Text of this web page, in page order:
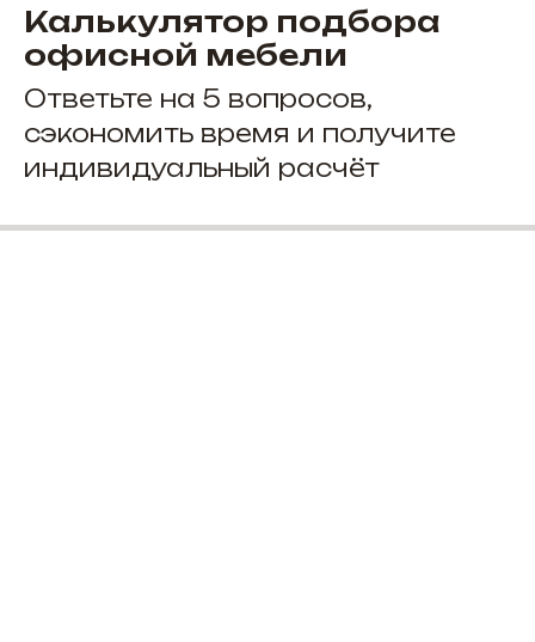
Калькулятор подбора
офисной мебели
Ответьте на 5 вопросов,
сэкономить время и получите
индивидуальный расчёт